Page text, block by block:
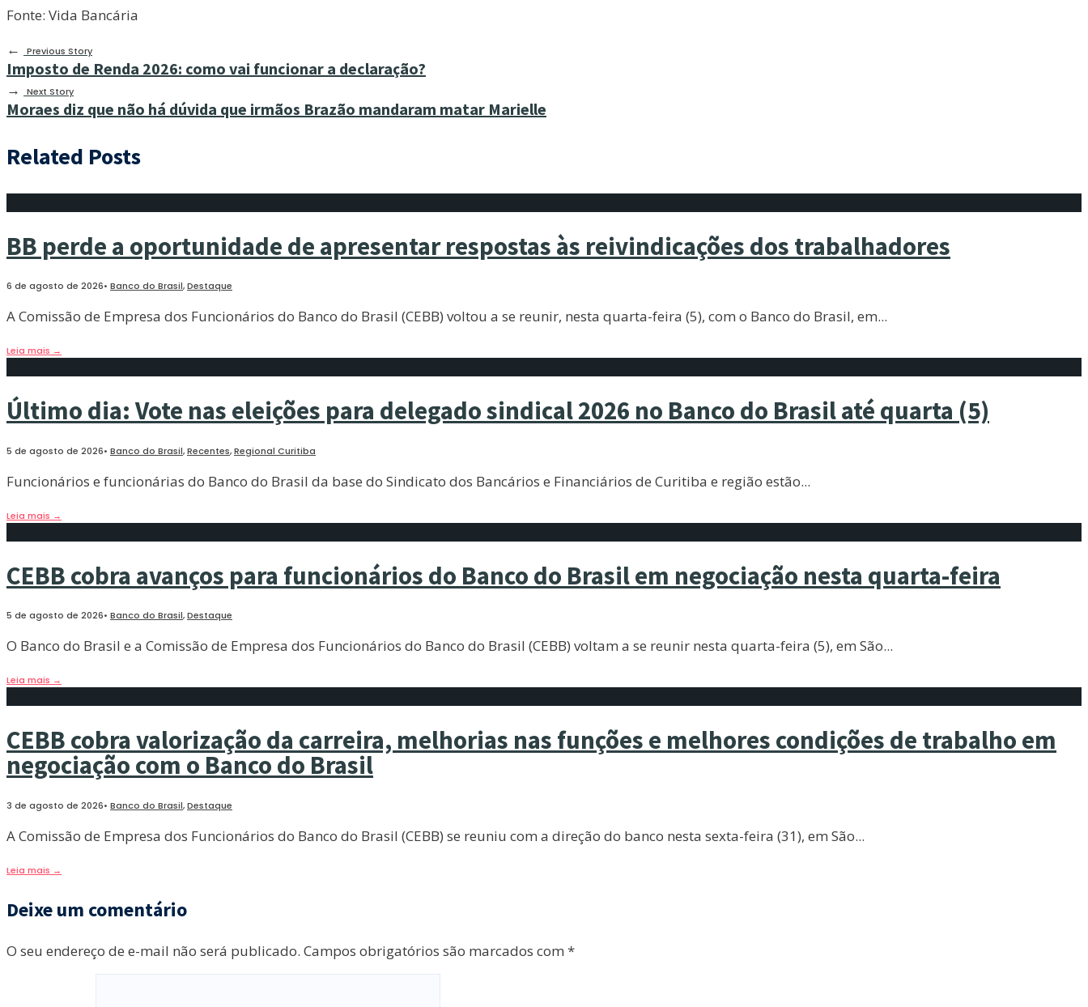
Fonte: Vida Bancária
←
Previous Story
Imposto de Renda 2026: como vai funcionar a declaração?
→ Next Story
Moraes diz que não há dúvida que irmãos Brazão mandaram matar Marielle
Related Posts
BB perde a oportunidade de apresentar respostas às reivindicações dos trabalhadores
6 de agosto de 2026• Banco do Brasil,Destaque
A Comissão de Empresa dos Funcionários do Banco do Brasil (CEBB) voltou a se reunir, nesta quarta-feira (5), com o Banco do Brasil, em...
Leia mais →
Último dia: Vote nas eleições para delegado sindical 2026 no Banco do Brasil até quarta (5)
5 de agosto de 2026• Banco do Brasil,Recentes,Regional Curitiba
Funcionários e funcionárias do Banco do Brasil da base do Sindicato dos Bancários e Financiários de Curitiba e região estão...
Leia mais →
CEBB cobra avanços para funcionários do Banco do Brasil em negociação nesta quarta-feira
5 de agosto de 2026• Banco do Brasil,Destaque
O Banco do Brasil e a Comissão de Empresa dos Funcionários do Banco do Brasil (CEBB) voltam a se reunir nesta quarta-feira (5), em São...
Leia mais →
CEBB cobra valorização da carreira, melhorias nas funções e melhores condições de trabalho em
negociação com o Banco do Brasil
3 de agosto de 2026• Banco do Brasil,Destaque
A Comissão de Empresa dos Funcionários do Banco do Brasil (CEBB) se reuniu com a direção do banco nesta sexta-feira (31), em São...
Leia mais →
Deixe um comentário
O seu endereço de e-mail não será publicado. Campos obrigatórios são marcados com *